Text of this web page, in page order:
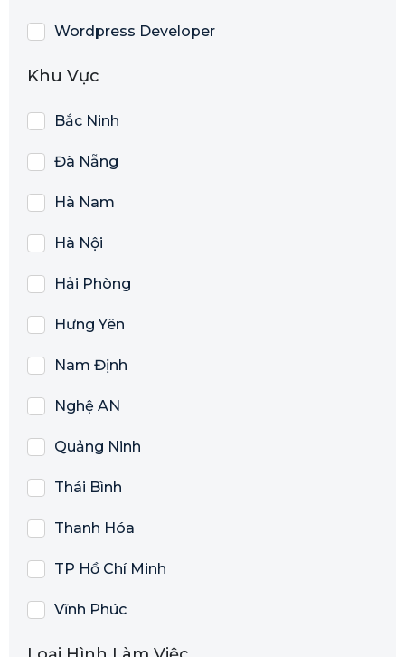
Wordpress Developer
Khu Vực
Bắc Ninh
Đà Nẵng
Hà Nam
Hà Nội
Hải Phòng
Hưng Yên
Nam Định
Nghệ AN
Quảng Ninh
Thái Bình
Thanh Hóa
TP Hồ Chí Minh
Vĩnh Phúc